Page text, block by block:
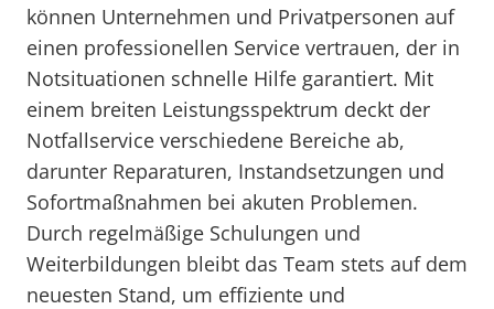
können Unternehmen und Privatpersonen auf
einen professionellen Service vertrauen, der in
Notsituationen schnelle Hilfe garantiert. Mit
einem breiten Leistungsspektrum deckt der
Notfallservice verschiedene Bereiche ab,
darunter Reparaturen, Instandsetzungen und
Sofortmaßnahmen bei akuten Problemen.
Durch regelmäßige Schulungen und
Weiterbildungen bleibt das Team stets auf dem
neuesten Stand, um effiziente und